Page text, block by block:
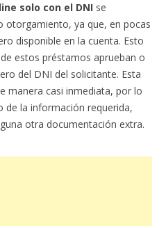
solo con el DNI se
otorgamiento, ya que, en pocas
disponible en la cuenta. Esto
estos préstamos aprueban o
del DNI del solicitante. Esta
manera casi inmediata, por lo
de la información requerida,
otra documentación extra.